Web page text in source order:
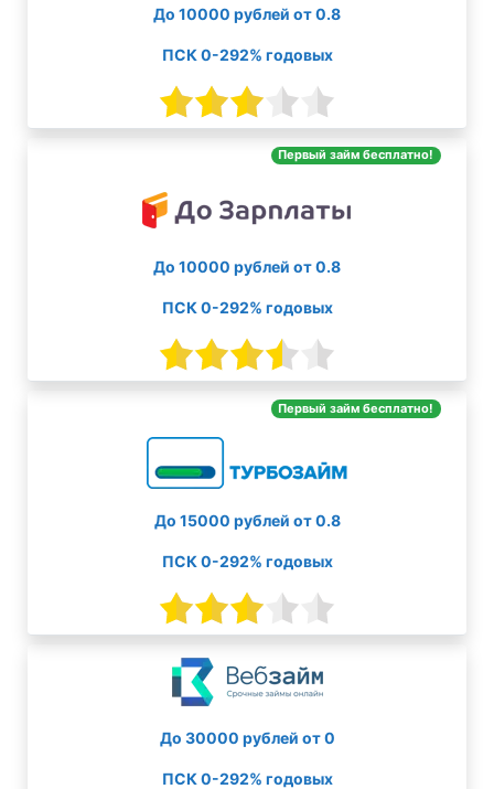
До 10000 рублей от 0.8
ПСК 0-292% годовых
Первый займ бесплатно!
До 10000 рублей от 0.8
ПСК 0-292% годовых
Первый займ бесплатно!
До 15000 рублей от 0.8
ПСК 0-292% годовых
До 30000 рублей от 0
ПСК 0-292% годовых